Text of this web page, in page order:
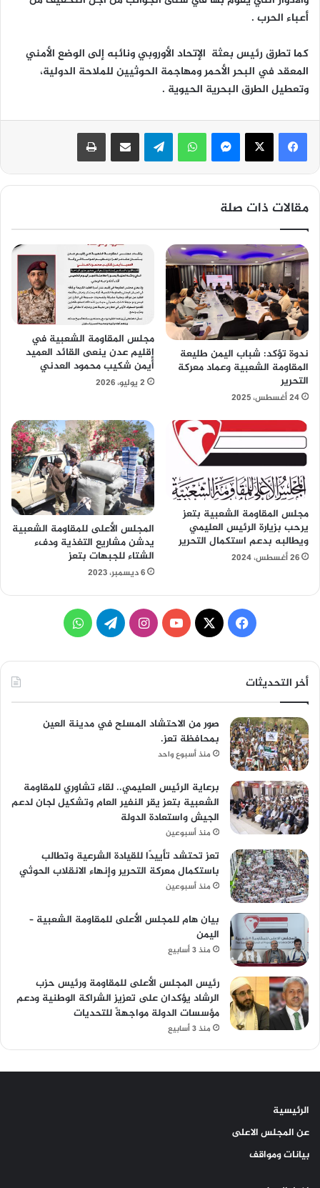
أعباء الحرب .
كما تطرق رئيس بعثة الإتحاد الأوروبي ونائبه إلى الوضع الأمني
المعقد في البحر الأحمر ومهاجمة الحوثيين للملاحة الدولية،
وتعطيل الطرق البحرية الحيوية .
ماسنجر واتساب تيلقرام مشاركة عبر البريد طباعة
مقالات ذات صلة
ندوة تؤكد: شباب اليمن طليعة
المقاومة الشعبية وعماد معركة
التحرير
24 أغسطس، 2025
مجلس المقاومة الشعبية في
إقليم عدن ينعى القائد العميد
أيمن شكيب محمود العدني
2 يوليو، 2026
مجلس المقاومة الشعبية بتعز
يرحب بزيارة الرئيس العليمي
ويطالبه بدعم استكمال التحرير
26 أغسطس، 2024
المجلس الأعلى للمقاومة الشعبية
يدشن مشاريع التغذية ودفء
الشتاء للجبهات بتعز
6 ديسمبر، 2023
فيسبوك
‫X
‫YouTubeانستقرامتيلقرامواتساب
أخر التحديثات
صور من الاحتشاد المسلح في مدينة العين
بمحافظة تعز.
منذ أسبوع واحد
برعاية الرئيس العليمي.. لقاء تشاوري للمقاومة
الشعبية بتعز يقر النفير العام وتشكيل لجان لدعم
الجيش واستعادة الدولة
منذ أسبوعين
تعز تحتشد تأييدًا للقيادة الشرعية وتطالب
باستكمال معركة التحرير وإنهاء الانقلاب الحوثي
منذ أسبوعين
بيان هام للمجلس الأعلى للمقاومة الشعبية –
اليمن
منذ 3 أسابيع
رئيس المجلس الأعلى للمقاومة ورئيس حزب
الرشاد يؤكدان على تعزيز الشراكة الوطنية ودعم
مؤسسات الدولة مواجهةً للتحديات
منذ 3 أسابيع
الرئيسية
عن المجلس الاعلى
بيانات ومواقف